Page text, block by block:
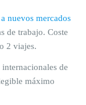
nuevos mercados
de trabajo. Coste
2 viajes.
de
máximo